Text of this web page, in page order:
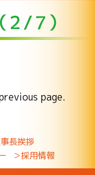
/７）
page.
長挨拶
＞採用情報